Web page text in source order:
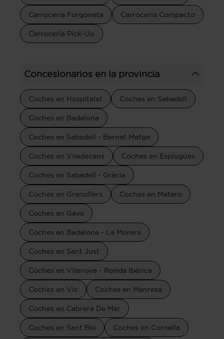
Carroceria Furgoneta Carroceria Compacto
Carrocería Pick-Up
Concesionarios en la provincia
Coches en Hospitalet Coches en Sabadell
Coches en Badalona
Coches en Sabadell - Bernat Metge
Coches en Viladecans Coches en Esplugues
Coches en Sabadell - Gràcia
Coches en Granollers Coches en Mataro
Coches en Gava
Coches en Badalona - La Morera
Coches en Sant Just
Coches en Vilanova - Ronda Ibérica
Coches en Vic Coches en Manresa
Coches en Cabrera De Mar
Coches en Sant Boi Coches en Cornella